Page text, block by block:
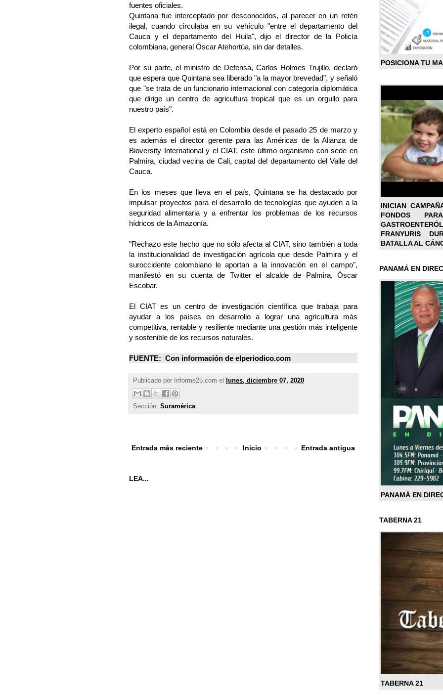
fuentes oficiales.
Quintana fue interceptado por desconocidos, al parecer en un retén
ilegal, cuando circulaba en su vehículo "entre el departamento del
Cauca y el departamento del Huila", dijo el director de la Policía
colombiana, general Óscar Atehortúa, sin dar detalles.
Por su parte, el ministro de Defensa, Carlos Holmes Trujillo, declaró
que espera que Quintana sea liberado "a la mayor brevedad", y señaló
que "se trata de un funcionario internacional con categoría diplomática
que dirige un centro de agricultura tropical que es un orgullo para
nuestro país".
El experto español está en Colombia desde el pasado 25 de marzo y
es además el director gerente para las Américas de la Alianza de
Bioversity International y el CIAT, este último organismo con sede en
Palmira, ciudad vecina de Cali, capital del departamento del Valle del
Cauca.
En los meses que lleva en el país, Quintana se ha destacado por
impulsar proyectos para el desarrollo de tecnologías que ayuden a la
seguridad alimentaria y a enfrentar los problemas de los recursos
hídricos de la Amazonía.
"Rechazo este hecho que no sólo afecta al CIAT, sino también a toda
la institucionalidad de investigación agrícola que desde Palmira y el
suroccidente colombiano le aportan a la innovación en el campo",
manifestó en su cuenta de Twitter el alcalde de Palmira, Óscar
Escobar.
El CIAT es un centro de investigación científica que trabaja para
ayudar a los países en desarrollo a lograr una agricultura más
competitiva, rentable y resiliente mediante una gestión más inteligente
y sostenible de los recursos naturales.
FUENTE: Con información de elperiodico.com
Publicado por Informe25.com el lunes, diciembre 07, 2020
Sección: Suramérica
Entrada más reciente Entrada antigua
Inicio
LEA...
POSICIONA TU
INICIAN
FONDOS
FRANYURIS
BATALLA AL
PANAMÁ EN
PANAMÁ EN
TABERNA 21
TABERNA 21